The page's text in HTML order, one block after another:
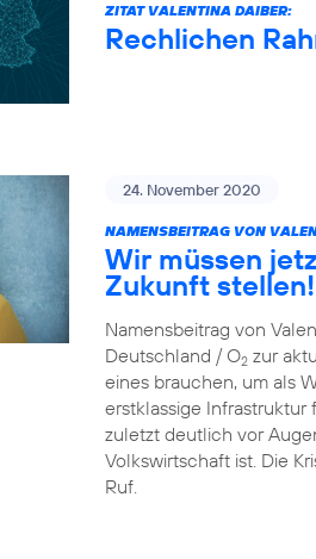
ZITAT VALENTINA DAIBER:
Rechlichen
24. November 2020
NAMENSBEITRAG VON
Wir müssen
Zukunft stellen!
Namensbeitrag von
Deutschland / O2 zur
eines brauchen, um als
erstklassige Infrastruktur
zuletzt deutlich vor
Volkswirtschaft ist. Die
Ruf.